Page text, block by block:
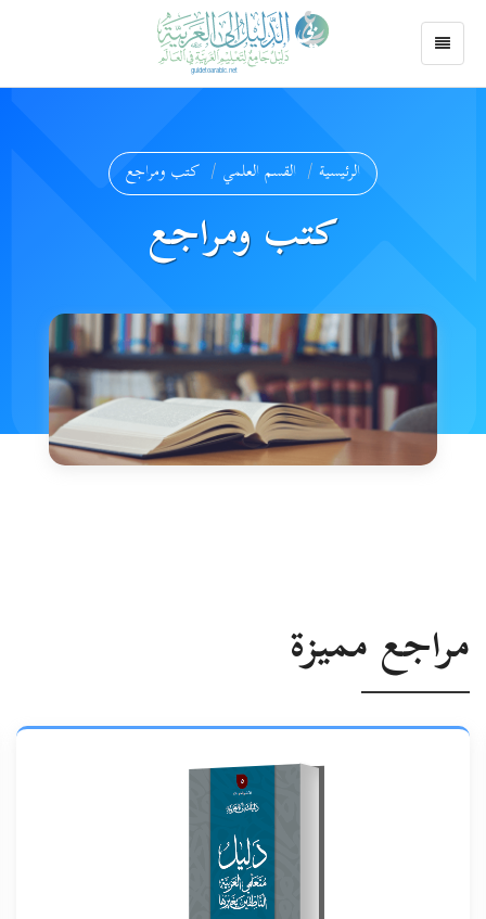
الرئيسية القسم العلمي كتب ومراجع
كتب ومراجع
مراجع مميزة